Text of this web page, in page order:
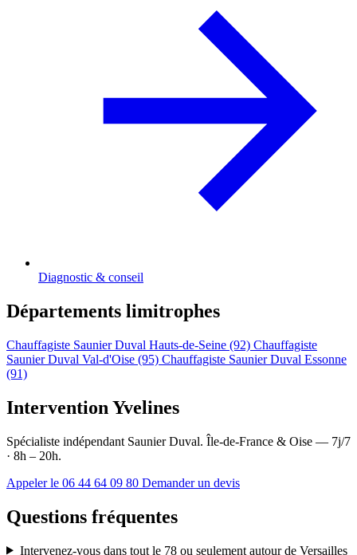
Diagnostic & conseil
Départements limitrophes
Chauffagiste Saunier Duval Hauts-de-Seine (92) Chauffagiste
Saunier Duval Val-d'Oise (95) Chauffagiste Saunier Duval Essonne
(91)
Intervention Yvelines
Spécialiste indépendant Saunier Duval. Île-de-France & Oise — 7j/7
· 8h – 20h.
Appeler le 06 44 64 09 80 Demander un devis
Questions fréquentes
Intervenez-vous dans tout le 78 ou seulement autour de Versailles